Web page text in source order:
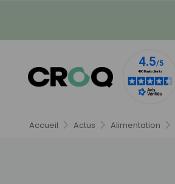
Accueil Actus Alimentation